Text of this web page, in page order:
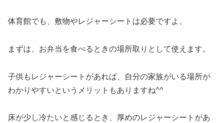
体育館でも、敷物やレジャーシートは必要ですよ。
まずは、お弁当を食べるときの場所取りとして使えます。
子供もレジャーシートがあれば、自分の家族がいる場所が
わかりやすいというメリットもありますね^^
床が少し冷たいと感じるとき、厚めのレジャーシートがあ